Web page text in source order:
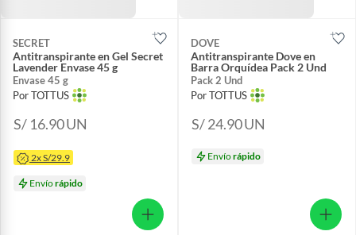
SECRET
Antitranspirante en Gel Secret
Lavender Envase 45 g
Envase 45 g
Por TOTTUS
S/ 16.90UN
2x S/29.9
Envíorápido
DOVE
Antitranspirante Dove en
Barra Orquídea Pack 2 Und
Pack 2 Und
Por TOTTUS
S/ 24.90UN
Envíorápido